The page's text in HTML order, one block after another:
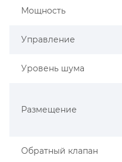
Мощность
Управление
Уровень шума
Размещение
Обратный клапан